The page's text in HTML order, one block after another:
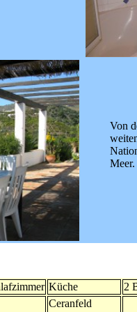
Von
Meer.
Küche 2
Ceranfeld